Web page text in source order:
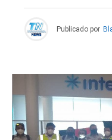
Publicado por